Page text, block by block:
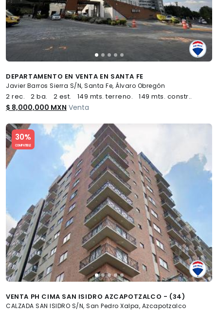
DEPARTAMENTO EN VENTA EN SANTA FE
Javier Barros Sierra S/N, Santa Fe, Álvaro Obregón
2 rec. 2 ba. 2 est. 149 mts. terreno. 149 mts. constr..
$ 8,000,000 MXN Venta
30%
COMPATIBLE
Slide 1 of 5
VENTA PH CIMA SAN ISIDRO AZCAPOTZALCO - (34)
CALZADA SAN ISIDRO S/N, San Pedro Xalpa, Azcapotzalco